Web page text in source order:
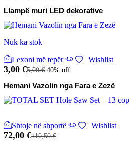
Llampë muri LED dekorative
Nuk ka stok
Lexoni më tepër Wishlist
3,00 €5,00€ 40% off
Hemani Vazolin nga Fara e Zezë
Shtoje në shportë Wishlist
72,00 €110,50€